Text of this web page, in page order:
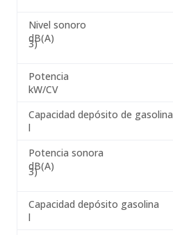
Nivel sonoro
dB(A)
3)
Potencia
kW/CV
Capacidad depósito de gasolina
l
Potencia sonora
dB(A)
3)
Capacidad depósito gasolina
l